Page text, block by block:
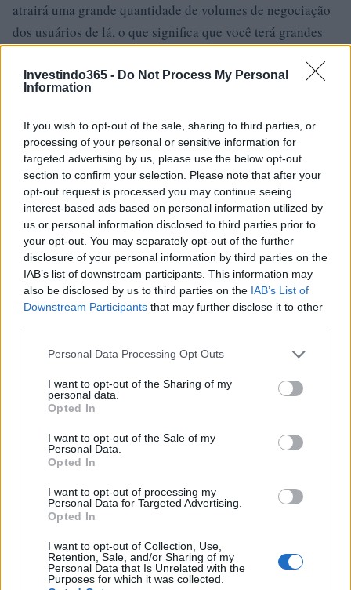
Investindo365 - Do Not Process My Personal
Information
If you wish to opt-out of the sale, sharing to third parties, or
processing of your personal or sensitive information for
targeted advertising by us, please use the below opt-out
section to confirm your selection. Please note that after your
opt-out request is processed you may continue seeing
interest-based ads based on personal information utilized by
us or personal information disclosed to third parties prior to
your opt-out. You may separately opt-out of the further
disclosure of your personal information by third parties on the
IAB’s list of downstream participants. This information may
also be disclosed by us to third parties on the IAB’s List of
Downstream Participants that may further disclose it to other
Please note that this website/app uses one or more Google
not limited to your visit or usage behaviour. You may click to
grant or deny consent to Google and its third-party tags to
use your data for below specified purposes in below Google
consent section.
Personal Data Processing Opt Outs
I want to opt-out of the Sharing of my
personal data.
Opted In
I want to opt-out of the Sale of my
Personal Data.
Opted In
I want to opt-out of processing my
Personal Data for Targeted Advertising.
Opted In
I want to opt-out of Collection, Use,
Retention, Sale, and/or Sharing of my
Personal Data that Is Unrelated with the
Purposes for which it was collected.
atrairá uma grande quantidade de volumes de negociação
dos usuários de lá, o que significa que você terá grandes
Gate.io
Gate.io é uma bolsa de criptomoeda americana lançada em
2017. A troca está disponível em inglês e chinês (o último
sendo muito útil para investidores chineses). O principal
fator de venda da Gate.io é sua ampla seleção de pares de
negociação. Você pode encontrar a maioria das novas
altcoins aqui. Gate.io também demonstra um volume de
negociação impressionante. Quase todos os dias, é uma
das 20 principais bolsas de valores com maior volume de
negócios. O volume de negociação é de aprox. US $ 100
milhões por dia. Os 10 principais pares de negociação no
têm USDT (Tether) como uma parte do par. Portanto, para
resumir o que precede, o vasto número de pares de
negociação da Gate.io e a sua extraordinária liquidez são
BitMart
BitMart é uma troca de criptografia das Ilhas Cayman. Ele
foi disponibilizado ao público em março de 2018. BitMart
última atualização desta análise (20 de março de 2020,
bem no meio da crise com COVID-19), o volume de